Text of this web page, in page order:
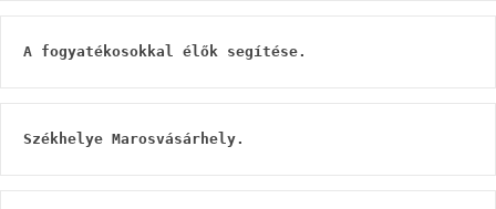
A fogyatékosokkal élők segítése.
Székhelye Marosvásárhely.